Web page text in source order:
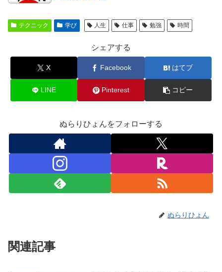
テクニック 学び 人生 仕事 勉強 時間
シェアする
X Facebook はてブ
LINE Pinterest コピー
ぬらりひょんをフォローする
ぬらりひょん
関連記事